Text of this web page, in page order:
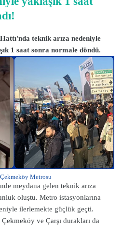
teknik arıza nedeniyle
1 saat sonra normale döndü.
Metrosu
meydana gelen teknik arıza
oluştu. Metro istasyonlarına
ilerlemekte güçlük geçti.
ve Çarşı durakları da